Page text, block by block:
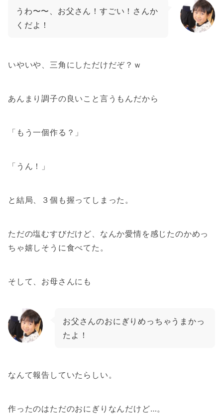
うわ〜〜、お父さん！すごい！さんか
くだよ！
いやいや、三角にしただけだぞ？ｗ
あんまり調子の良いこと言うもんだから
「もう一個作る？」
「うん！」
と結局、３個も握ってしまった。
ただの塩むすびだけど、なんか愛情を感じたのかめっ
ちゃ嬉しそうに食べてた。
そして、お母さんにも
お父さんのおにぎりめっちゃうまかっ
たよ！
なんて報告していたらしい。
作ったのはただのおにぎりなんだけど…。